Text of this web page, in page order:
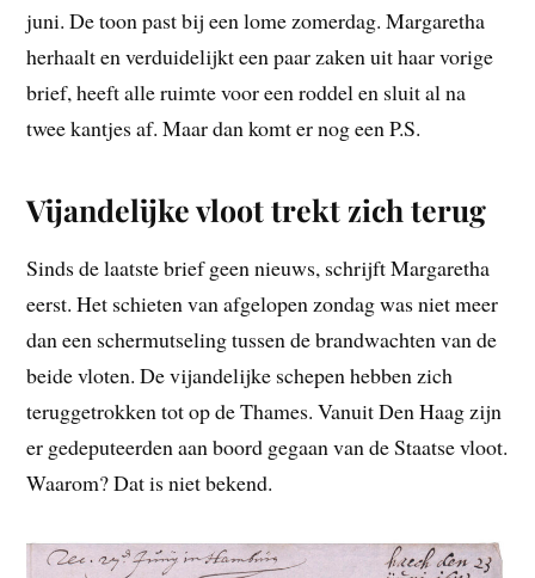
juni. De toon past bij een lome zomerdag. Margaretha
herhaalt en verduidelijkt een paar zaken uit haar vorige
brief, heeft alle ruimte voor een roddel en sluit al na
twee kantjes af. Maar dan komt er nog een P.S.
Vijandelijke vloot trekt zich terug
Sinds de laatste brief geen nieuws, schrijft Margaretha
eerst. Het schieten van afgelopen zondag was niet meer
dan een schermutseling tussen de brandwachten van de
beide vloten. De vijandelijke schepen hebben zich
teruggetrokken tot op de Thames. Vanuit Den Haag zijn
er gedeputeerden aan boord gegaan van de Staatse vloot.
Waarom? Dat is niet bekend.